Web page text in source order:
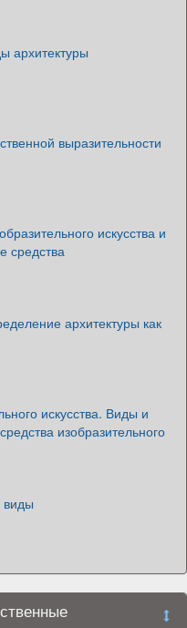
архитектуры
выразительности
искусства и
средства
архитектуры как
искусства. Виды и
изобразительного
виды